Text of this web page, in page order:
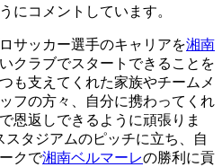
にコメントしています。
サッカー選手のキャリアを湘南
クラブでスタートできることを
も支えてくれた家族やチームメ
フの方々、自分に携わってくれ
恩返しできるように頑張りま
タジアムのピッチに立ち、自
クで湘南ベルマーレの勝利に貢